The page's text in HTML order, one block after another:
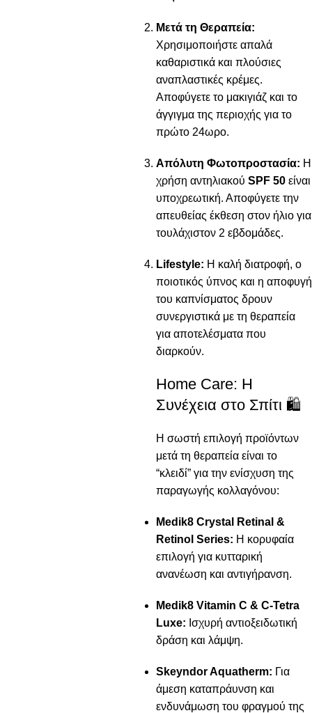
Μετά τη Θεραπεία:
Χρησιμοποιήστε απαλά
καθαριστικά και πλούσιες
αναπλαστικές κρέμες.
Αποφύγετε το μακιγιάζ και το
άγγιγμα της περιοχής για το
πρώτο 24ωρο.
Απόλυτη Φωτοπροστασία: Η
χρήση αντηλιακού SPF 50 είναι
υποχρεωτική. Αποφύγετε την
απευθείας έκθεση στον ήλιο για
τουλάχιστον 2 εβδομάδες.
Lifestyle: Η καλή διατροφή, ο
ποιοτικός ύπνος και η αποφυγή
του καπνίσματος δρουν
συνεργιστικά με τη θεραπεία
για αποτελέσματα που
διαρκούν.
Home Care: Η
Συνέχεια στο Σπίτι 🛍️
Η σωστή επιλογή προϊόντων
μετά τη θεραπεία είναι το
“κλειδί” για την ενίσχυση της
παραγωγής κολλαγόνου:
Medik8 Crystal Retinal &
Retinol Series: Η κορυφαία
επιλογή για κυτταρική
ανανέωση και αντιγήρανση.
Medik8 Vitamin C & C-Tetra
Luxe: Ισχυρή αντιοξειδωτική
δράση και λάμψη.
Skeyndor Aquatherm: Για
άμεση καταπράυνση και
ενδυνάμωση του φραγμού της